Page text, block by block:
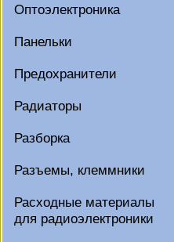
Оптоэлектроника
Панельки
Предохранители
Радиаторы
Разборка
Разъемы, клеммники
Расходные материалы
для радиоэлектроники